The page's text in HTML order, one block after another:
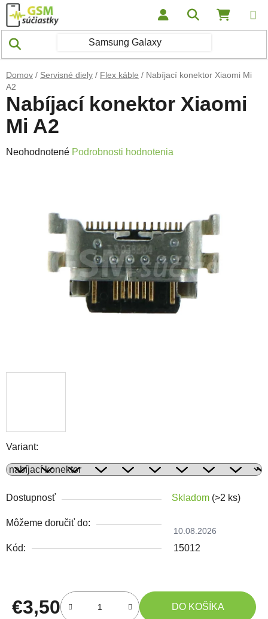
Prejsť na obsah Hľadať
Domov / Servisné diely / Flex káble / Nabíjací konektor Xiaomi Mi
A2
Variant:
Dostupnosť Skladom (>2 ks)
Môžeme doručiť do:
10.08.2026
Kód: 15012
€3,50 DO KOŠÍKA
Nabíjací konektor Xiaomi
Mi A2
Priemerné hodnotenie produktu je 0,0 z 5 hviezdičiek.
Neohodnotené Podrobnosti hodnotenia